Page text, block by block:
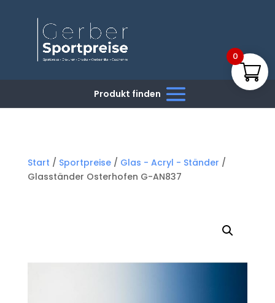
Start / Sportpreise/ Glas - Acryl - Ständer /
Glasständer Osterhofen G-AN837
0